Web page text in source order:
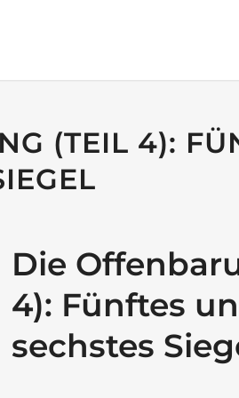
(TEIL 4):
Die
4): Fünftes
sechstes